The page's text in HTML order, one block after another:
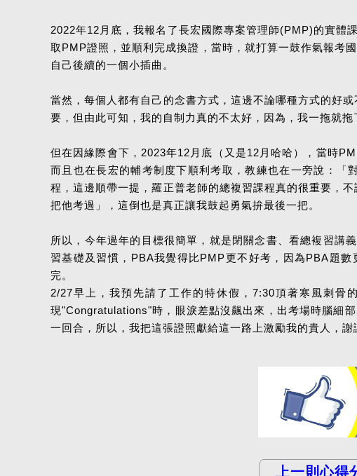
2022年12月底，我報名了長宏國際專案管理師(PMP)的實體
取PMP證照，並順利完成換證，當時，就打算一鼓作氣報考
自己後續的一個小插曲。
當然，每個人都有自己的念書方式，這邊不論哪種方式的好
要，但由此可知，我的自制力真的不太好，因為，我一拖就
但在因緣際會下，2023年12月底（又是12月哈哈），當時
而且也在長宏的輔考制度下順利考取，教練也在一旁說：「
程，這邊順帶一提，羅正普老師的總複習課程真的很重要，
把他考過」，這倒也是真正讓我鼓起勇氣拚最後一把。
所以，今年過年的目標很簡單，就是閉關念書、看總複習講
習基礎及習慣，PBA我覺得比PMP更不好考，因為PBA題
完。
2/27早上，我預先請了工作的特休假，7:30頂著寒風刺骨
現"Congratulations"時，眼淚差點沒飆出來，出考場時腦細
一回合，所以，我把這張證照獻給這一路上激勵我的貴人，謝
上一則心得